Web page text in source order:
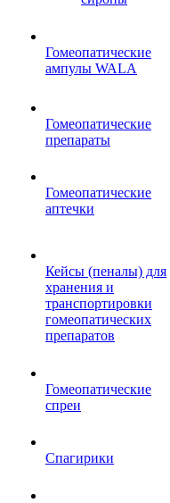
Гомеопатические
ампулы WALA
Гомеопатические
препараты
Гомеопатические
аптечки
Кейсы (пеналы) для
хранения и
транспортировки
гомеопатических
препаратов
Гомеопатические
спреи
Спагирики